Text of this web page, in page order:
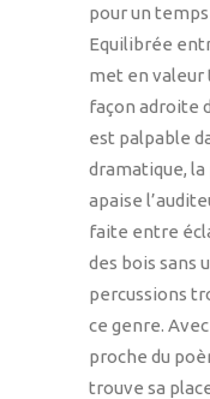
pour un
Equilibrée
met en valeur
façon adroite
est palpable
dramatique,
apaise
faite entre
des bois sans
percussions
ce genre.
proche du
trouve sa